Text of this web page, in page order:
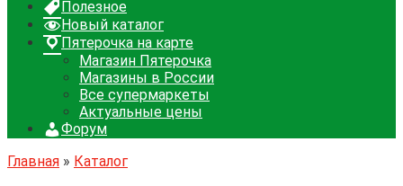
Полезное
Новый каталог
Пятерочка на карте
Магазин Пятерочка
Магазины в России
Все супермаркеты
Актуальные цены
Форум
Главная » Каталог